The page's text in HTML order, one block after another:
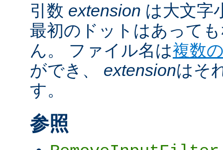
引数 extension は大文字
最初のドットはあって
ん。 ファイル名は複数
ができ、 extensionはそ
す。
参照